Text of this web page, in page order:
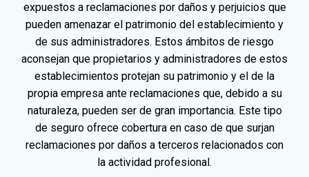
expuestos a reclamaciones por daños y perjuicios que
pueden amenazar el patrimonio del establecimiento y
de sus administradores. Estos ámbitos de riesgo
aconsejan que propietarios y administradores de estos
establecimientos protejan su patrimonio y el de la
propia empresa ante reclamaciones que, debido a su
naturaleza, pueden ser de gran importancia. Este tipo
de seguro ofrece cobertura en caso de que surjan
reclamaciones por daños a terceros relacionados con
la actividad profesional.